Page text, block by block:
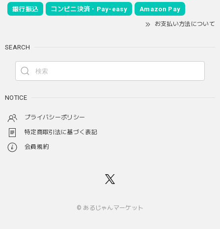
銀行振込 コンビニ決済・Pay-easy Amazon Pay
お支払い方法について
SEARCH
NOTICE
プライバシーポリシー
特定商取引法に基づく表記
会員規約
© あるじゃんマーケット